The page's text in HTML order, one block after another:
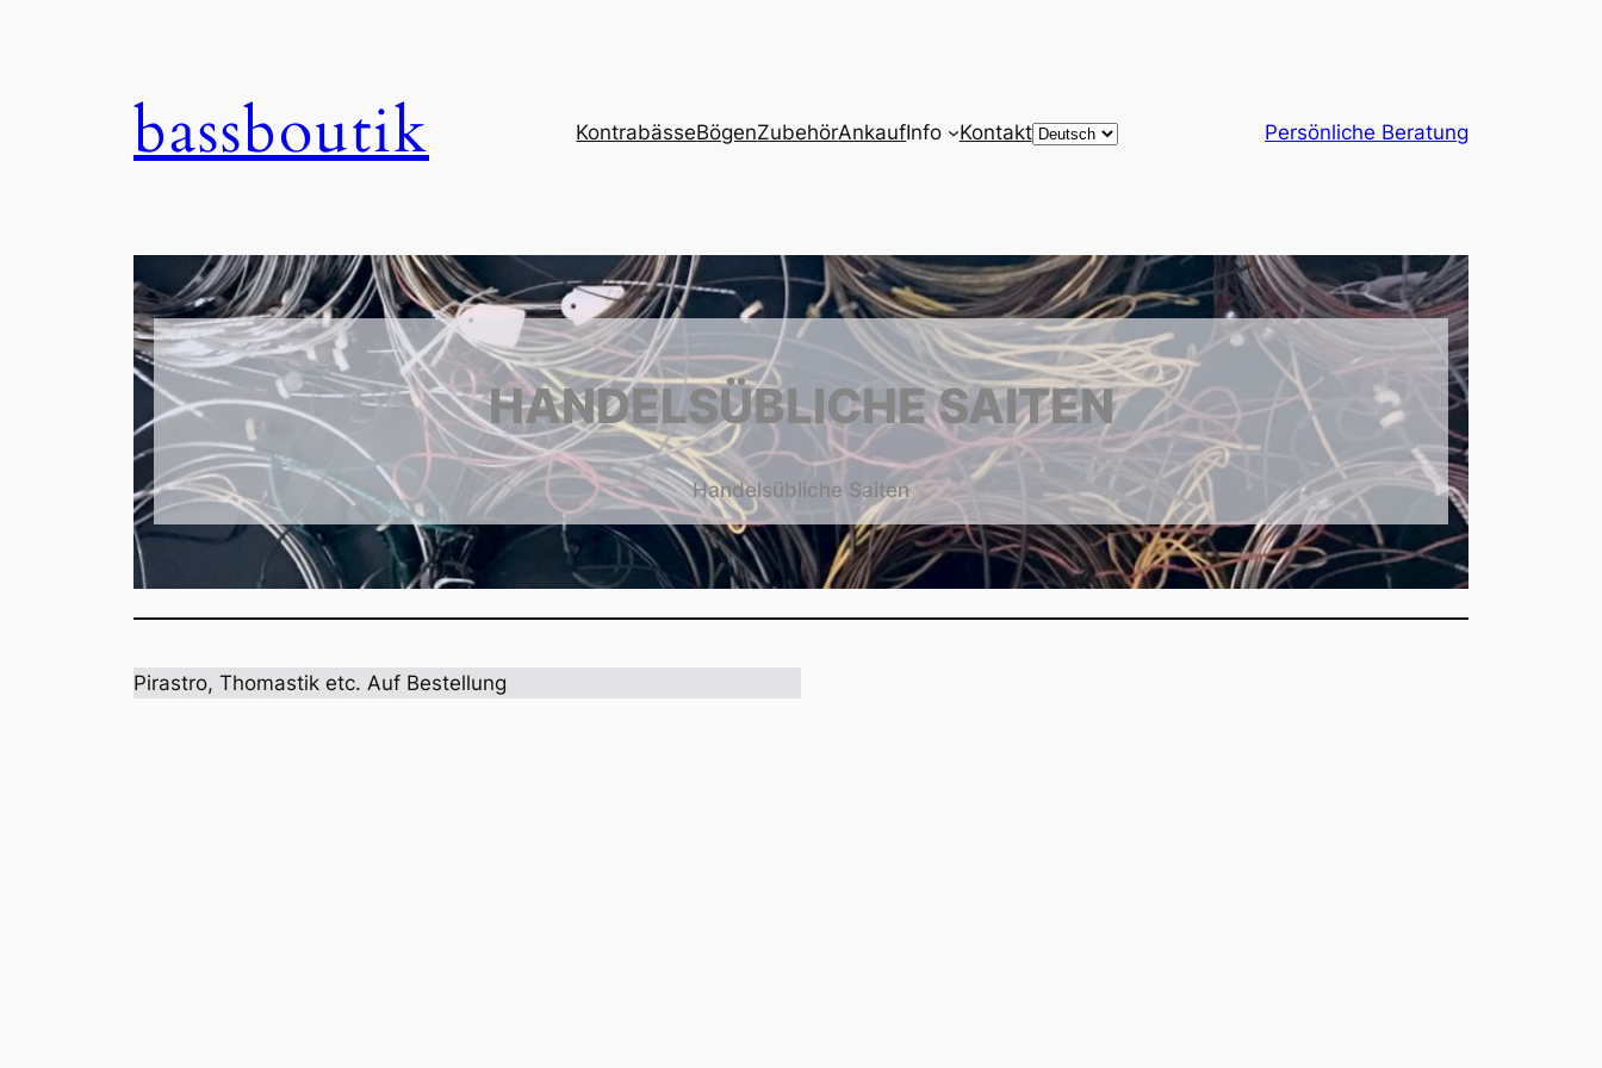
bassboutik KontrabässeBögenZubehörAnkaufInfo KontaktChoose
Persönliche Beratung
HANDELSÜBLICHE SAITEN
Handelsübliche Saiten
Pirastro, Thomastik etc. Auf Bestellung